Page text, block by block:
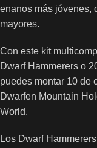
enanos más jóvenes,
mayores.
Con este kit
Dwarf Hammerers o
puedes montar 10 de
Dwarfen Mountain
World.
Los Dwarf